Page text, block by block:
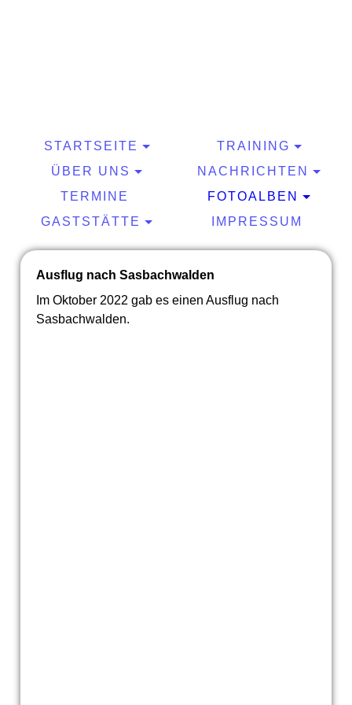
STARTSEITE
TRAINING
ÜBER UNS
NACHRICHTEN
TERMINE
FOTOALBEN
GASTSTÄTTE
IMPRESSUM
Ausflug nach Sasbachwalden
Im Oktober 2022 gab es einen Ausflug nach
Sasbachwalden.